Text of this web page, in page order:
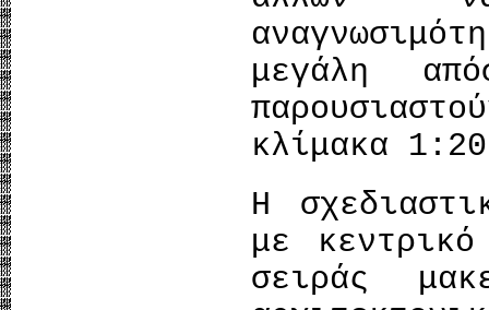
μεγάλη
κλίμακα
Η
με
σειράς